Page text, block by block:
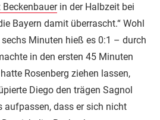
Beckenbauerin der Halbzeit bei
Bayern damit überrascht.“ Wohl
Minuten hieß es 0:1 – durch
in den ersten 45 Minuten
hatte Rosenberg ziehen lassen,
Diego den trägen Sagnol
aufpassen, dass er sich nicht